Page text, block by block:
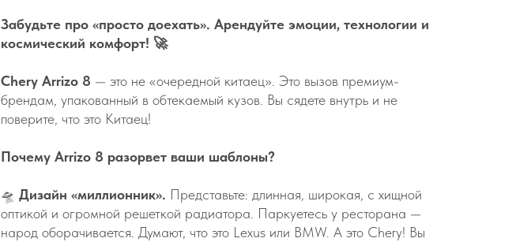
Забудьте про «просто доехать». Арендуйте эмоции, технологии и
космический комфорт! 🚀
Chery Arrizo 8 — это не «очередной китаец». Это вызов премиум-
брендам, упакованный в обтекаемый кузов. Вы сядете внутрь и не
поверите, что это Китаец!
Почему Arrizo 8 разорвет ваши шаблоны?
🛸 Дизайн «миллионник». Представьте: длинная, широкая, с хищной
оптикой и огромной решеткой радиатора. Паркуетесь у ресторана —
народ оборачивается. Думают, что это Lexus или BMW. А это Chery! Вы